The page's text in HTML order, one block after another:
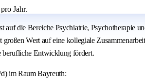
Jahr.
die Bereiche Psychiatrie, Psychotherapie
Wert auf eine kollegiale
berufliche Entwicklung fördert.
im Raum Bayreuth: